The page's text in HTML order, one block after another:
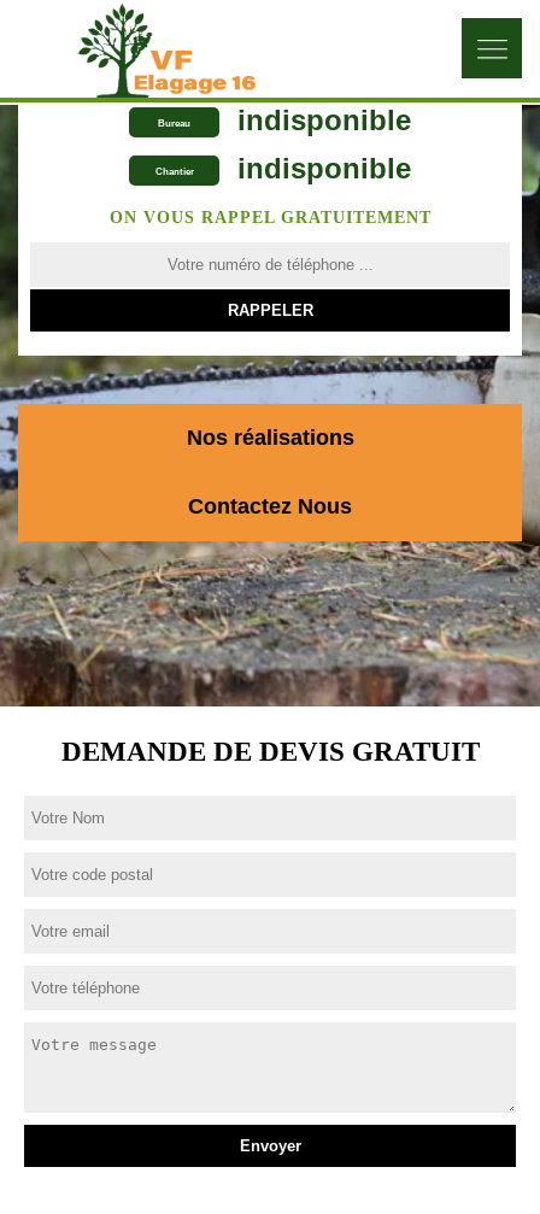
Bureau indisponible
Chantier indisponible
ON VOUS RAPPEL GRATUITEMENT
Nos réalisations
Contactez Nous
DEMANDE DE DEVIS GRATUIT